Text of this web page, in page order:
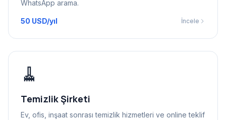
WhatsApp arama.
50 USD/yıl İncele
🧹
Temizlik Şirketi
Ev, ofis, inşaat sonrası temizlik hizmetleri ve online teklif